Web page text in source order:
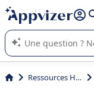
répondre (plusieurs
L'IA de Appvizer vous
logiciel SaaS en
Ressources Humaines (RH)